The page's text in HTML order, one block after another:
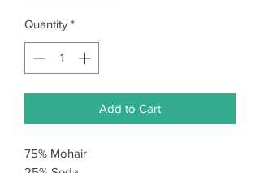
Quantity *
Add to Cart
75% Mohair